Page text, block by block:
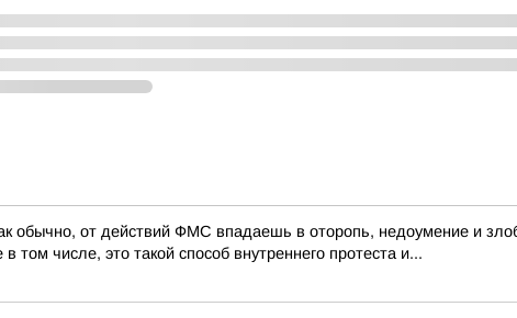
обычно, от действий ФМС впадаешь в оторопь, недоумение и
том числе, это такой способ внутреннего протеста и...